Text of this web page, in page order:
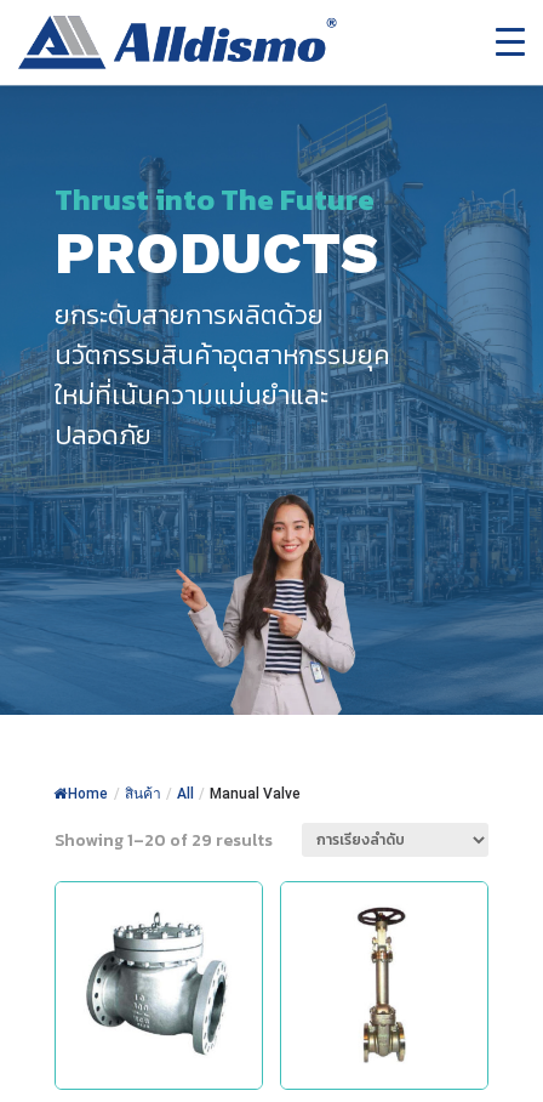
Thrust into The Future
PRODUCTS
ยกระดับสายการผลิตด้วย
นวัตกรรมสินค้าอุตสาหกรรมยุค
ใหม่ที่เน้นความแม่นยำและ
ปลอดภัย
Home / สินค้า / All / Manual Valve
Showing 1–20 of 29 results